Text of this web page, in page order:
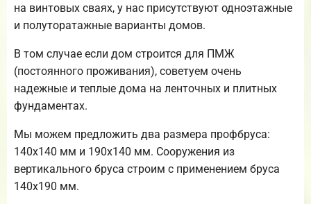
на винтовых сваях, у нас присутствуют одноэтажные
и полуторатажные варианты домов.
В том случае если дом строится для ПМЖ
(постоянного проживания), советуем очень
надежные и теплые дома на ленточных и плитных
фундаментах.
Мы можем предложить два размера профбруса:
140х140 мм и 190х140 мм. Сооружения из
вертикального бруса строим с применением бруса
140х190 мм.